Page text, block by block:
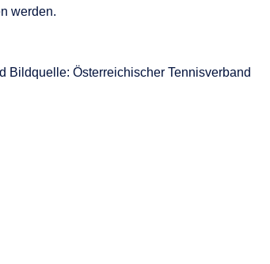
werden.
Bildquelle: Österreichischer Tennisverband